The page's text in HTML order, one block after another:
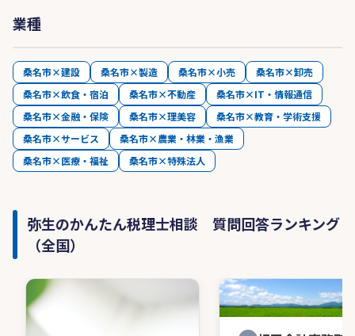
営」「IT」に関する旬な話題をご紹介しておりま
てはめながら、社長様の質問を引出し、わかるま
で説明させていただきます。コロナ禍において
も、情報提供のスピードと丁寧な対応に、多くの
顧問先様にご満足していただいております。
⑥【若いため長く関与できます】
起業したての方、2代目・3代目の後継者の方とも
長いお付き合いが可能です。
業種
桑名市×建設 桑名市×製造 桑名市×小売
桑名市×卸売
桑名市×飲食・宿泊
桑名市×不動産
桑名市×IT・情報通信
桑名市×金融・保険
桑名市×理美容
桑名市×教育・学術支援
桑名市×サービス
桑名市×農業・林業・漁業
桑名市×医療・福祉
桑名市×特殊法人
弥生のかんたん税理士相談 質問回答ランキング
（全国）